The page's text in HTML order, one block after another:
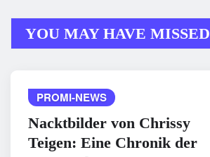
YOU MAY HAVE MISSED
PROMI-NEWS
Nacktbilder von Chrissy
Teigen: Eine Chronik der